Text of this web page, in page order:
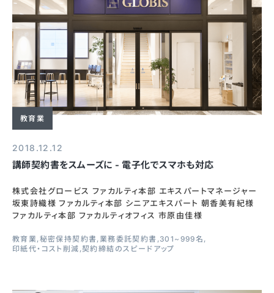
教育業
2018.12.12
講師契約書をスムーズに - 電子化でスマホも対応
株式会社グロービス ファカルティ本部 エキスパートマネージャー
坂東詩織様 ファカルティ本部 シニアエキスパート 朝香美有紀様
ファカルティ本部 ファカルティオフィス 市原由佳様
教育業 秘密保持契約書 業務委託契約書 301~999名
印紙代・コスト削減 契約締結のスピードアップ